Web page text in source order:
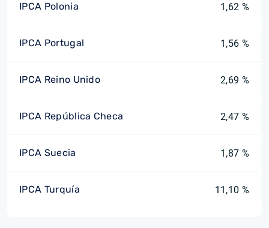
IPCA Polonia 1,62 %
IPCA Portugal 1,56 %
IPCA Reino Unido 2,69 %
IPCA República Checa 2,47 %
IPCA Suecia 1,87 %
IPCA Turquía 11,10 %